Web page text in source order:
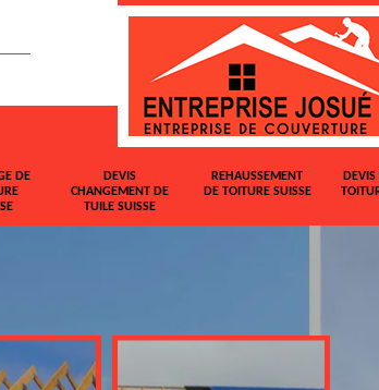
DE
DEVIS
CHANGEMENT DE
TUILE SUISSE
REHAUSSEMENT
DE TOITURE SUISSE